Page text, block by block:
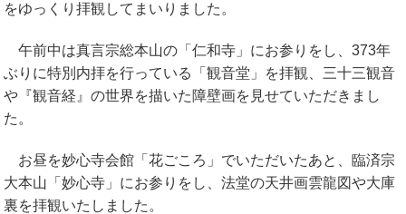
をゆっくり拝観してまいりました。
午前中は真言宗総本山の「仁和寺」にお参りをし、373年
ぶりに特別内拝を行っている「観音堂」を拝観、三十三観音
や『観音経』の世界を描いた障壁画を見せていただきまし
た。
お昼を妙心寺会館「花ごころ」でいただいたあと、臨済宗
大本山「妙心寺」にお参りをし、法堂の天井画雲龍図や大庫
裏を拝観いたしました。